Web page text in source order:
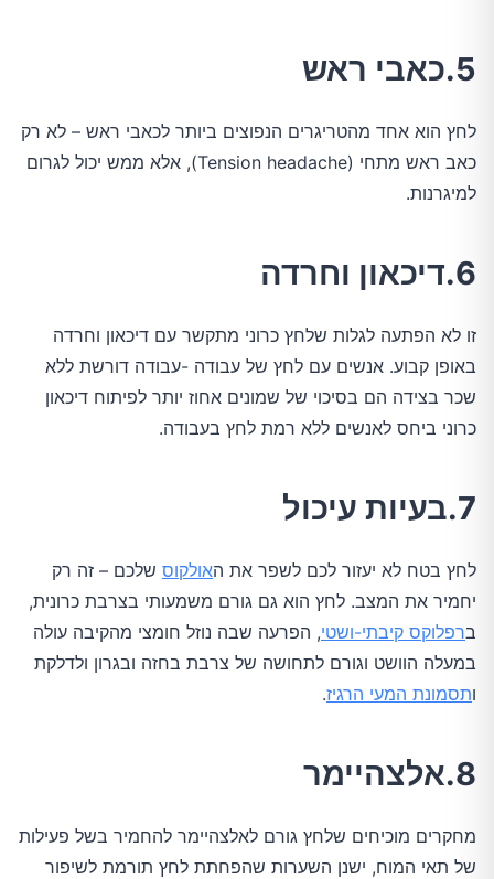
5.כאבי ראש
לחץ הוא אחד מהטריגרים הנפוצים ביותר לכאבי ראש – לא רק
כאב ראש מתחי (Tension headache), אלא ממש יכול לגרום
למיגרנות.
6.דיכאון וחרדה
זו לא הפתעה לגלות שלחץ כרוני מתקשר עם דיכאון וחרדה
באופן קבוע. אנשים עם לחץ של עבודה -עבודה דורשת ללא
שכר בצידה הם בסיכוי של שמונים אחוז יותר לפיתוח דיכאון
כרוני ביחס לאנשים ללא רמת לחץ בעבודה.
7.בעיות עיכול
לחץ בטח לא יעזור לכם לשפר את האולקוס שלכם – זה רק
יחמיר את המצב. לחץ הוא גם גורם משמעותי בצרבת כרונית,
ברפלוקס קיבתי-ושטי, הפרעה שבה נוזל חומצי מהקיבה עולה
במעלה הוושט וגורם לתחושה של צרבת בחזה ובגרון ולדלקת
ותסמונת המעי הרגיז.
8.אלצהיימר
מחקרים מוכיחים שלחץ גורם לאלצהיימר להחמיר בשל פעילות
של תאי המוח, ישנן השערות שהפחתת לחץ תורמת לשיפור